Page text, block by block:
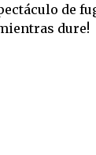
de
dure!